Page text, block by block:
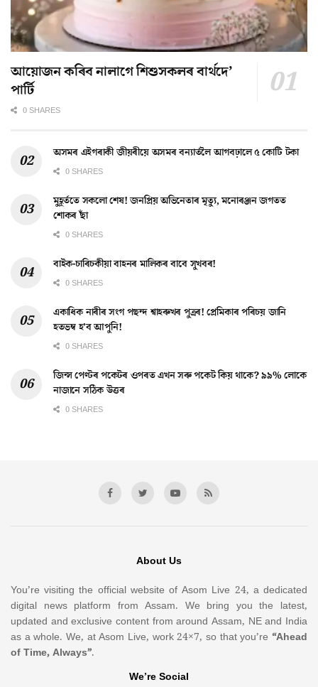
আয়োজন কৰিব নালাগে শিশুসকলৰ বাৰ্থদে’
পাৰ্টি
0 SHARES
অসমৰ এইগৰাকী জীয়ৰীয়ে অসমৰ বন্যাৰ্তলৈ আগবঢ়ালে ৫ কোটি টকা
0 SHARES
মুহূৰ্ততে সকলো শেষ! জনপ্ৰিয় অভিনেতাৰ মৃত্যু, মনোৰঞ্জন জগতত
শোকৰ ছাঁ
0 SHARES
বাইক-চাৰিচকীয়া বাহনৰ মালিকৰ বাবে সুখবৰ!
0 SHARES
একাধিক নাৰীৰ সংগ পছন্দ শ্বাহৰুখৰ পুত্ৰৰ! প্ৰেমিকাৰ পৰিচয় জানি
হতভম্ব হ’ব আপুনি!
0 SHARES
জিন্স পেণ্টৰ পকেটৰ ওপৰত এখন সৰু পকেট কিয় থাকে? ৯৯% লোকে
নাজানে সঠিক উত্তৰ
0 SHARES
About Us
You’re visiting the official website of Asom Live 24, a dedicated
digital news platform from Assam. We bring you the latest,
updated and exclusive content from around Assam, NE and India
as a whole. We, at Asom Live, work 24×7, so that you’re “Ahead
of Time, Always”.
We’re Social